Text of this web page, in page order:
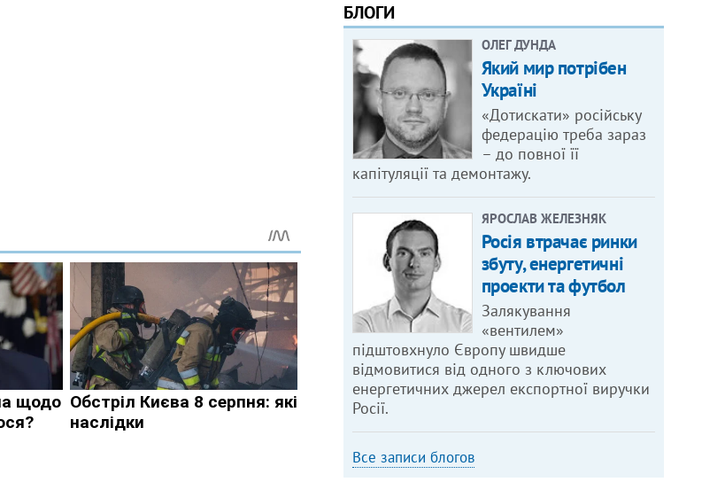
БЛОГИ
ОЛЕГ ДУНДА
Який мир потрібен
Україні
«Дотискати» російську
федерацію треба зараз
– до повної її
капітуляції та демонтажу.
ЯРОСЛАВ ЖЕЛЕЗНЯК
Росія втрачає ринки
збуту, енергетичні
проекти та футбол
Залякування
«вентилем»
підштовхнуло Європу швидше
відмовитися від одного з ключових
енергетичних джерел експортної виручки
Росії.
Все записи блогов